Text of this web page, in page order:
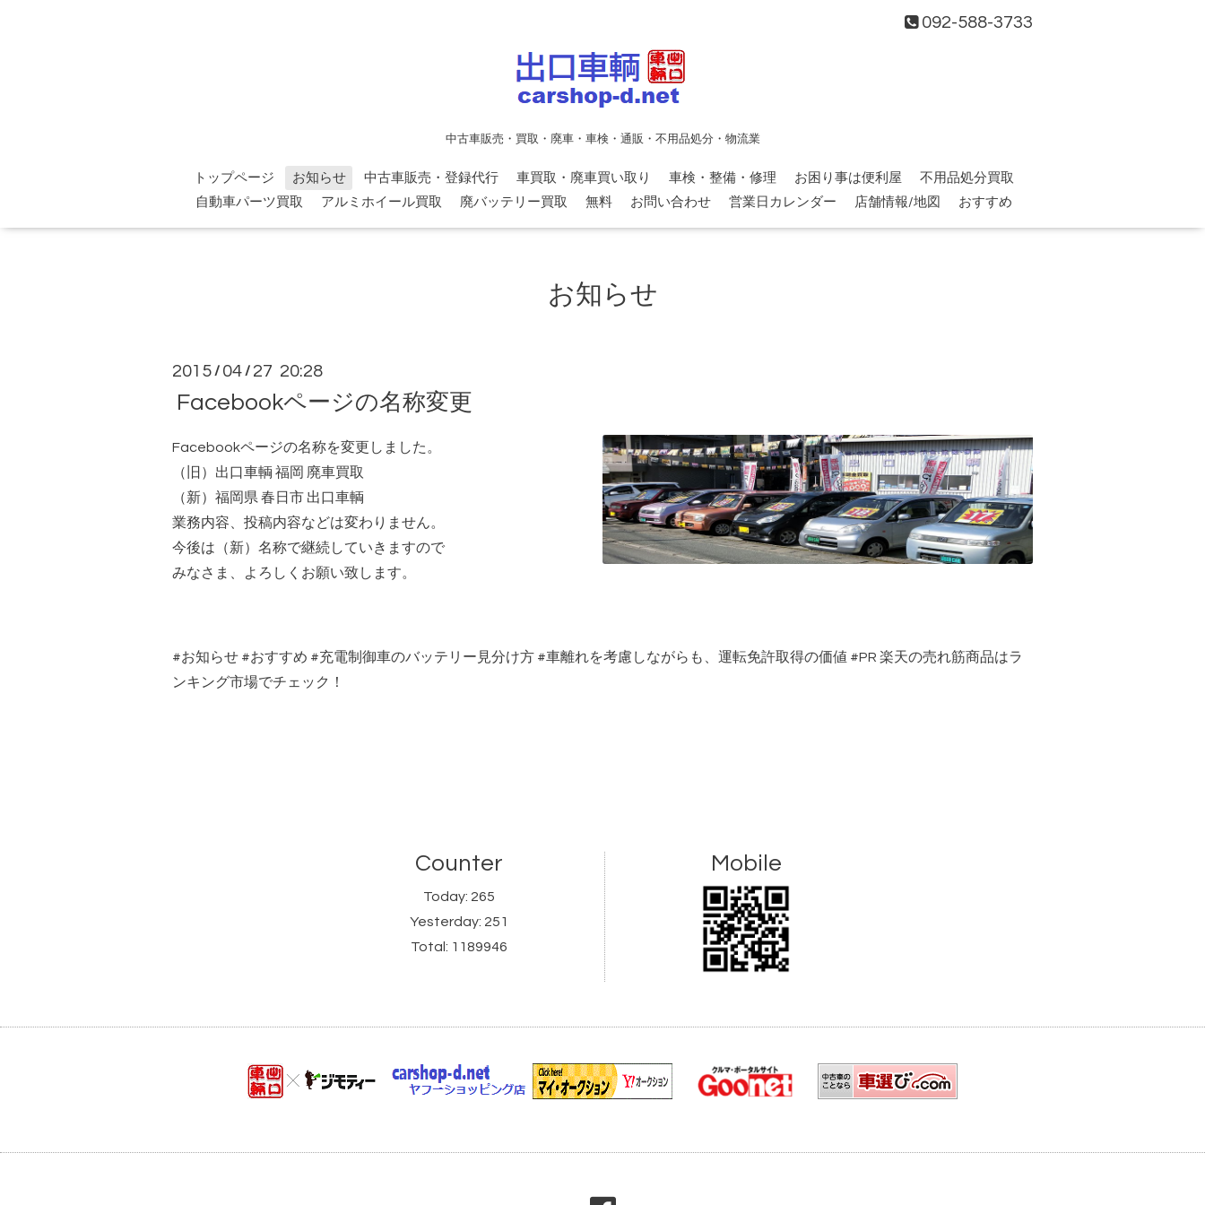
092-588-3733
中古車販売・買取・廃車・車検・通販・不用品処分・物流業
トップページ お知らせ 中古車販売・登録代行 車買取・廃車買い取り 車検・整備・修理 お困り事は便利屋
不用品処分買取
自動車パーツ買取
アルミホイール買取 廃バッテリー買取 無料 お問い合わせ 営業日カレンダー 店舗情報/地図 おすすめ
お知らせ
2015 / 04 / 27 20:28
Facebookページの名称変更
Facebookページの名称を変更しました。
（旧）出口車輌 福岡 廃車買取
（新）福岡県 春日市 出口車輌
業務内容、投稿内容などは変わりません。
今後は（新）名称で継続していきますので
みなさま、よろしくお願い致します。
#お知らせ #おすすめ #充電制御車のバッテリー見分け方 #車離れを考慮しながらも、運転免許取得の価値 #PR 楽天の売れ筋商品はラ
ンキング市場でチェック！
Counter
Today: 265
Yesterday: 251
Total: 1189946
Mobile